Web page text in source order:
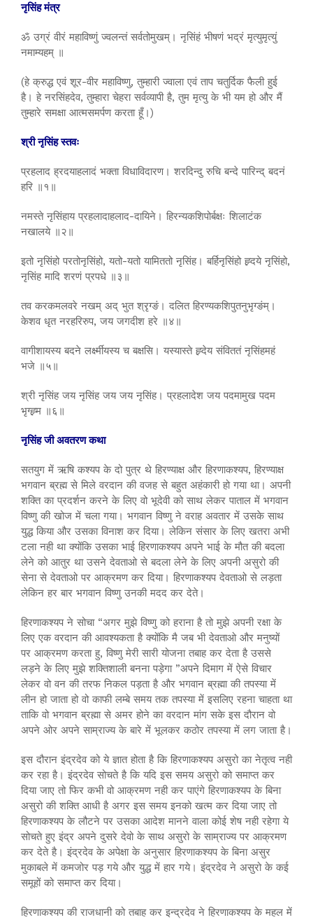
नृसिंह मंत्र
ॐ उग्रं वीरं महाविष्णुं ज्वलन्तं सर्वतोमुखम्। नृसिंहं भीषणं भद्रं मृत्युमृत्युं
नमाम्यहम् ॥
(हे क्रुद्ध एवं शूर-वीर महाविष्णु, तुम्हारी ज्वाला एवं ताप चतुर्दिक फैली हुई
है। हे नरसिंहदेव, तुम्हारा चेहरा सर्वव्यापी है, तुम मृत्यु के भी यम हो और मैं
तुम्हारे समक्षा आत्मसमर्पण करता हूँ।)
श्री नृसिंह स्तवः
प्रहलाद ह्रदयाहलादं भक्ता विधाविदारण। शरदिन्दु रुचि बन्दे पारिन्द् बदनं
हरि ॥१॥
नमस्ते नृसिंहाय प्रहलादाहलाद-दायिने। हिरन्यकशिपोर्ब‍क्षः शिलाटंक
नखालये ॥२॥
इतो नृसिंहो परतोनृसिंहो, यतो-यतो यामिततो नृसिंह। बर्हिनृसिंहो ह्र्दये नृसिंहो,
नृसिंह मादि शरणं प्रपधे ॥३॥
तव करकमलवरे नखम् अद् भुत श्रृग्ङं। दलित हिरण्यकशिपुतनुभृग्ङंम्।
केशव धृत नरहरिरुप, जय जगदीश हरे ॥४॥
वागीशायस्य बदने लर्क्ष्मीयस्य च बक्षसि। यस्यास्ते ह्र्देय संविततं नृसिंहमहं
भजे ॥५॥
श्री नृसिंह जय नृसिंह जय जय नृसिंह। प्रहलादेश जय पदमामुख पदम
भृग्ह्र्म ॥६॥
नृसिंह जी अवतरण कथा
सतयुग में ऋषि कश्यप के दो पुत्र थे हिरण्याक्ष और हिरणाकश्यप, हिरण्याक्ष
भगवान ब्रह्म से मिले वरदान की वजह से बहुत अहंकारी हो गया था। अपनी
शक्ति का प्रदर्शन करने के लिए वो भूदेवी को साथ लेकर पाताल में भगवान
विष्णु की खोज में चला गया। भगवान विष्णु ने वराह अवतार में उसके साथ
युद्ध किया और उसका विनाश कर दिया। लेकिन संसार के लिए खतरा अभी
टला नही था क्योंकि उसका भाई हिरणाकश्यप अपने भाई के मौत की बदला
लेने को आतुर था उसने देवताओ से बदला लेने के लिए अपनी असुरो की
सेना से देवताओ पर आक्रमण कर दिया। हिरणाकश्यप देवताओ से लड़ता
लेकिन हर बार भगवान विष्णु उनकी मदद कर देते।
हिरणाकश्यप ने सोचा “अगर मुझे विष्णु को हराना है तो मुझे अपनी रक्षा के
लिए एक वरदान की आवश्यकता है क्योंकि मै जब भी देवताओ और मनुष्यों
पर आक्रमण करता हु, विष्णु मेरी सारी योजना तबाह कर देता है उससे
लड़ने के लिए मुझे शक्तिशाली बनना पड़ेगा ”अपने दिमाग में ऐसे विचार
लेकर वो वन की तरफ निकल पड़ता है और भगवान ब्रह्मा की तपस्या में
लीन हो जाता हो वो काफी लम्बे समय तक तपस्या में इसलिए रहना चाहता था
ताकि वो भगवान ब्रह्मा से अमर होने का वरदान मांग सके इस दौरान वो
अपने ओर अपने साम्राज्य के बारे में भूलकर कठोर तपस्या में लग जाता है।
इस दौरान इंद्रदेव को ये ज्ञात होता है कि हिरणाकश्यप असुरो का नेतृत्व नही
कर रहा है। इंद्रदेव सोचते है कि यदि इस समय असुरो को समाप्त कर
दिया जाए तो फिर कभी वो आक्रमण नही कर पाएंगे हिरणाकश्यप के बिना
असुरो की शक्ति आधी है अगर इस समय इनको खत्म कर दिया जाए तो
हिरणाकश्यप के लौटने पर उसका आदेश मानने वाला कोई शेष नही रहेगा ये
सोचते हुए इंद्र अपने दुसरे देवो के साथ असुरो के साम्राज्य पर आक्रमण
कर देते है। इंद्रदेव के अपेक्षा के अनुसार हिरणाकश्यप के बिना असुर
मुकाबले में कमजोर पड़ गये और युद्ध में हार गये। इंद्रदेव ने असुरो के कई
समूहों को समाप्त कर दिया।
हिरणाकश्यप की राजधानी को तबाह कर इन्द्रदेव ने हिरणाकश्यप के महल में